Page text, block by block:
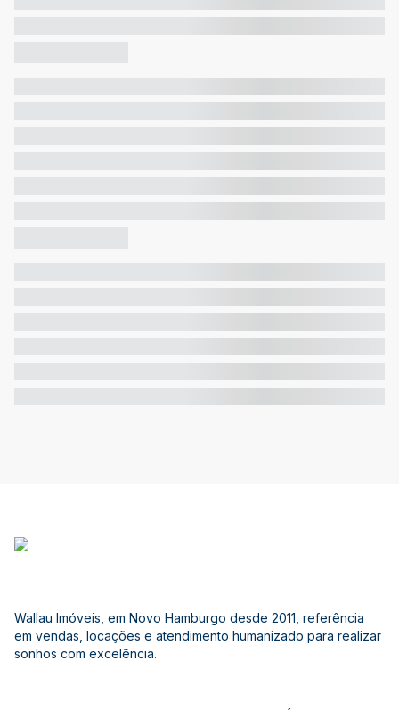
Wallau Imóveis, em Novo Hamburgo desde 2011, referência
em vendas, locações e atendimento humanizado para realizar
sonhos com excelência.